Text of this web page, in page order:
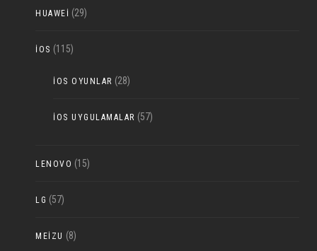
HUAWEI (29)
IOS (115)
IOS OYUNLAR (28)
IOS UYGULAMALAR (57)
LENOVO (15)
LG (57)
MEIZU (8)